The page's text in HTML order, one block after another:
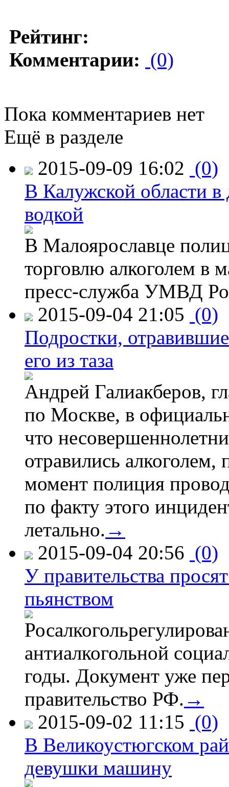
Рейтинг:
Комментарии: (0)
Пока комментариев нет
Ещё в разделе
2015-09-09 16:02 (0)
В Калужской области в
водкой
В Малоярославце
торговлю алкоголем в
пресс-служба УМВД
2015-09-04 21:05 (0)
Подростки,
его из таза
Андрей Галиакберов,
по Москве, в
что
отравились
момент полиция
по факту этого
летально. →
2015-09-04 20:56 (0)
У правительства
пьянством
антиалкогольной
годы. Документ уже
правительство РФ. →
2015-09-02 11:15 (0)
В Великоустюгском
девушки машину